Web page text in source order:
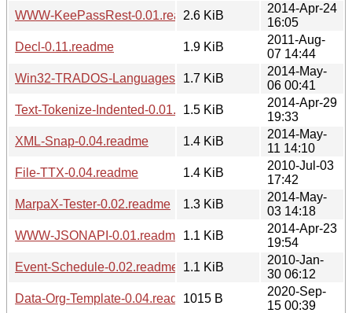
WWW-KeePassRest-0.01.readme2.6 KiB
2014-Apr-24
16:05
Decl-0.11.readme
1.9 KiB
2011-Aug-
07 14:44
Win32-TRADOS-Languages-0.01.readme
1.7 KiB
2014-May-
06 00:41
Text-Tokenize-Indented-0.01.readme
1.5 KiB
2014-Apr-29
19:33
XML-Snap-0.04.readme
1.4 KiB
2014-May-
11 14:10
File-TTX-0.04.readme
1.4 KiB
2010-Jul-03
17:42
MarpaX-Tester-0.02.readme
1.3 KiB
2014-May-
03 14:18
WWW-JSONAPI-0.01.readme
1.1 KiB
2014-Apr-23
19:54
Event-Schedule-0.02.readme
1.1 KiB
2010-Jan-
30 06:12
Data-Org-Template-0.04.readme1015 B
2020-Sep-
15 00:39